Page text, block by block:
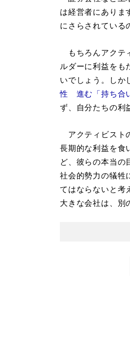
は経営者にありま
にさらされている
もちろんアクテ
ルダーに利益をも
いでしょう。しか
性 進む「持ち合
ず、自分たちの利
アクティビスト
長期的な利益を食
ど、彼らの本当の
社会的勢力の犠牲
てはならないと考
大きな会社は、別